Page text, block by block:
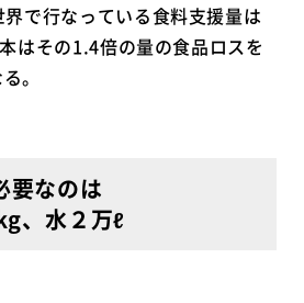
で行なっている食料支援量は
はその1.4倍の量の食品ロスを
。
要なのは
、水２万ℓ